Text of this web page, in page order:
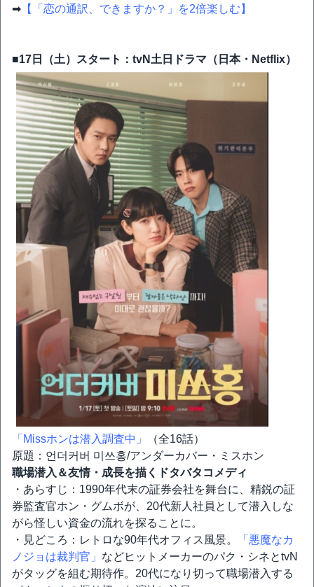
➡ 【「恋の通訳、できますか？」を2倍楽しむ】
■17日（土）スタート：tvN土日ドラマ（日本・Netflix）
「Missホンは潜入調査中」
（全16話）
原題：언더커버 미쓰홍/アンダーカバー・ミスホン
職場潜入＆友情・成長を描くドタバタコメディ
・あらすじ：1990年代末の証券会社を舞台に、精鋭の証
券監査官ホン・グムボが、20代新人社員として潜入しな
がら怪しい資金の流れを探ることに。
・見どころ：レトロな90年代オフィス風景。
「悪魔なカ
ノジョは裁判官」 などヒットメーカーのパク・シネとtvN
がタッグを組む期待作。20代になり切って職場潜入する